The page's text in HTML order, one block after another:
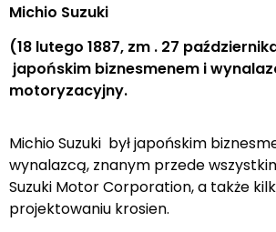
Michio Suzuki
(18 lutego 1887, zm . 27
japońskim biznesmenem i
motoryzacyjny.
Michio Suzuki był japońskim
wynalazcą, znanym przede
Suzuki Motor Corporation, a także
projektowaniu krosien.